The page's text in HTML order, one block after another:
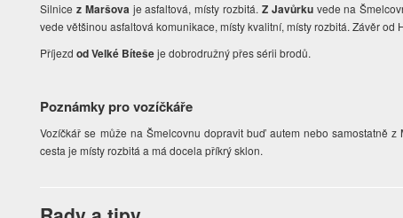
Silnice z Maršova je asfaltová, místy rozbitá. Z Javůrku vede na
vede většinou asfaltová komunikace, místy kvalitní, místy rozbitá. Závěr od
Příjezdod Velké Bítešeje dobrodružný přes sérii brodů.
Poznámky pro vozíčkáře
Vozíčkář se může na Šmelcovnu dopravit buď autem nebo samostatně
cesta je místy rozbitá a má docela příkrý sklon.